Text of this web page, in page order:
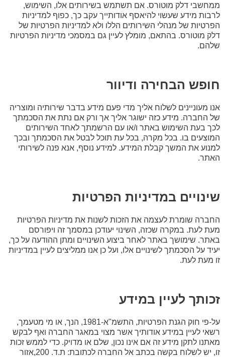
ממחשבי דלק מוטורס. אם תשתמש בשירותים אלו, השימוש,
לרבות מידע שעשוי להיאסף אודותייך עקב כך, כפוף למדיניות
הפרטיות של מנהלי השירותים הללו ולא למדיניות הפרטיות של
דלק מוטורס. בהתאם, מומלץ לעיין גם במסמכי מדיניות הפרטיות
שלהם.
חופש הבחירה ודיוור
אנו מעוניינים לשלוח אליך מדי פעם מידע בדבר שירותיה ומוצריה
של החברה. מידע כזה ישוגר אליך אך ורק אם נתת את הסכמתך
לכך בעת השימוש באתר ו/או עם הרשמתך לאחד השירותים
המוצעים בו. בכל מקרה, בכל עת תוכל לבטל את הסכמתך ובכך
למנוע את המשך קבלת המידע. למידע נוסף, אנא פנה לשירותי
האתר.
שינויים במדיניות הפרטיות
החברה שומרת לעצמה את הזכות לשנות את מדיניות הפרטיות
מעת לעת. במקרה שכזה, השינוי יעודכן במסמך זה ויפורסם
באתר. שימושך באתר לאחר ביצוע השינויים ומתן ההודעה על כך,
יעיד על הסכמתך לשינויים אלו, ועל כן אנו ממליצים לעיין במדיניות
זו מעת לעת.
זכותך לעיין במידע
על-פי חוק הגנת הפרטיות, התשמ"א-1981, הנך, או מי מטעמך,
רשאי לעיין במידע אודותיך אשר מצוי במאגר החברה ואף לבקש
מאתנו לתקן מידע זה אם אינו נכון, שלם או מדויק. כדי לממש זכות
זו, יש לשלוח בקשה בכתב אל החברה לכתובת: ת.ד. 200,אזור